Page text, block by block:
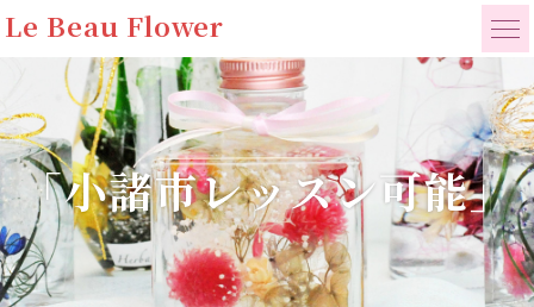
Le Beau Flower
「小諸市レッスン可能」